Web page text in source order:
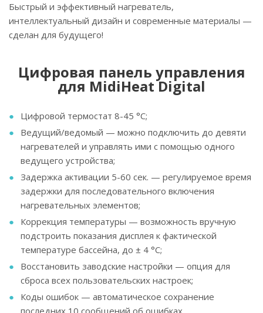
Быстрый и эффективный нагреватель,
интеллектуальный дизайн и современные материалы —
сделан для будущего!
Цифровая панель управления
для MidiHeat Digital
Цифровой термостат 8-45 °C;
Ведущий/ведомый — можно подключить до девяти
нагревателей и управлять ими с помощью одного
ведущего устройства;
Задержка активации 5-60 сек. — регулируемое время
задержки для последовательного включения
нагревательных элементов;
Коррекция температуры — возможность вручную
подстроить показания дисплея к фактической
температуре бассейна, до ± 4 °C;
Восстановить заводские настройки — опция для
сброса всех пользовательских настроек;
Коды ошибок — автоматическое сохранение
последних 10 сообщений об ошибках.